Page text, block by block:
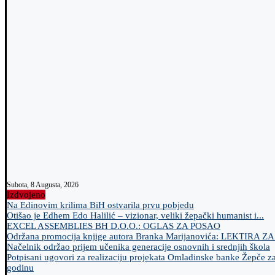
Subota, 8 Augusta, 2026
Izdvojeno
Na Edinovim krilima BiH ostvarila prvu pobjedu
Otišao je Edhem Edo Halilić – vizionar, veliki žepački humanist i...
EXCEL ASSEMBLIES BH D.O.O.: OGLAS ZA POSAO
Održana promocija knjige autora Branka Marijanovića: LEKTIRA
Načelnik održao prijem učenika generacije osnovnih i srednjih škola
Potpisani ugovori za realizaciju projekata Omladinske banke Žepče
godinu